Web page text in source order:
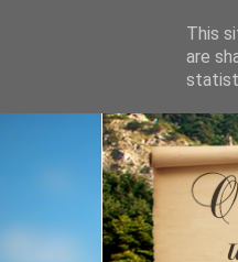
This
are